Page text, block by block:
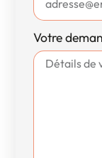
Votre